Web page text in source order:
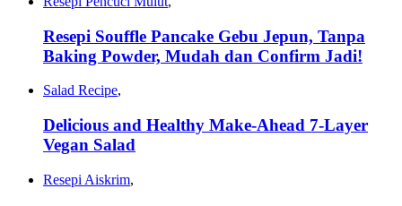
Resepi Souffle Pancake Gebu Jepun, Tanpa
Baking Powder, Mudah dan Confirm Jadi!
Salad Recipe,
Delicious and Healthy Make-Ahead 7-Layer
Vegan Salad
Resepi Aiskrim,